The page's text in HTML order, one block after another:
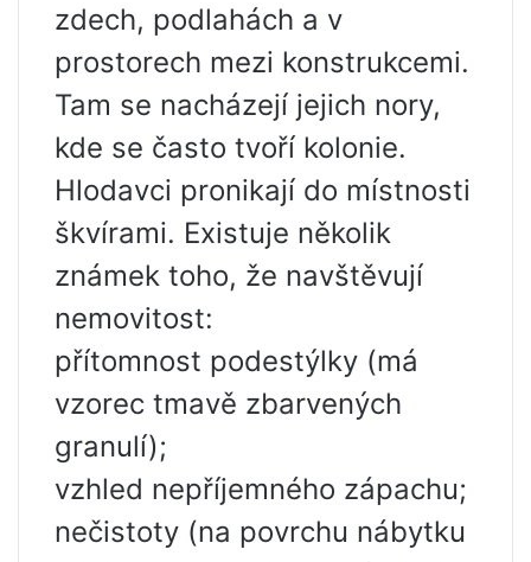
zdech, podlahách a v
prostorech mezi konstrukcemi.
Tam se nacházejí jejich nory,
kde se často tvoří kolonie.
Hlodavci pronikají do místnosti
škvírami. Existuje několik
známek toho, že navštěvují
nemovitost:
přítomnost podestýlky (má
vzorec tmavě zbarvených
granulí);
vzhled nepříjemného zápachu;
nečistoty (na povrchu nábytku